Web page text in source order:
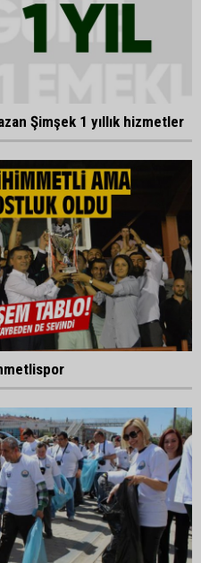
Şimşek 1 yıllık hizmetler